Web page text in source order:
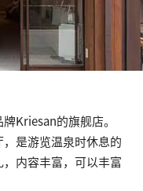
Kriesan的旗舰店。
是游览温泉时休息的
内容丰富，可以丰富